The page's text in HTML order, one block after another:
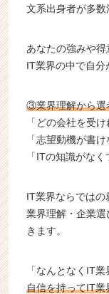
文系出身者が多数
あなたの強みや得
IT業界の中で自分
③業界理解から選
「どの会社を受
「志望動機が書け
「ITの知識がなく
IT業界ならではの
業界理解・企業
きます。
「なんとなくIT
自信を持ってIT業